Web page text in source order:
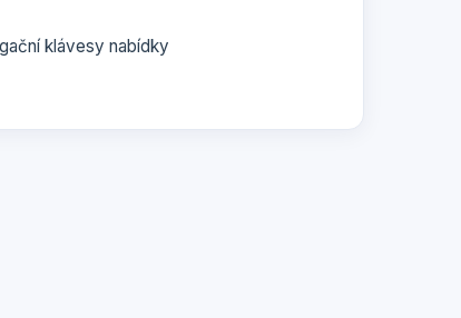
klávesy nabídky